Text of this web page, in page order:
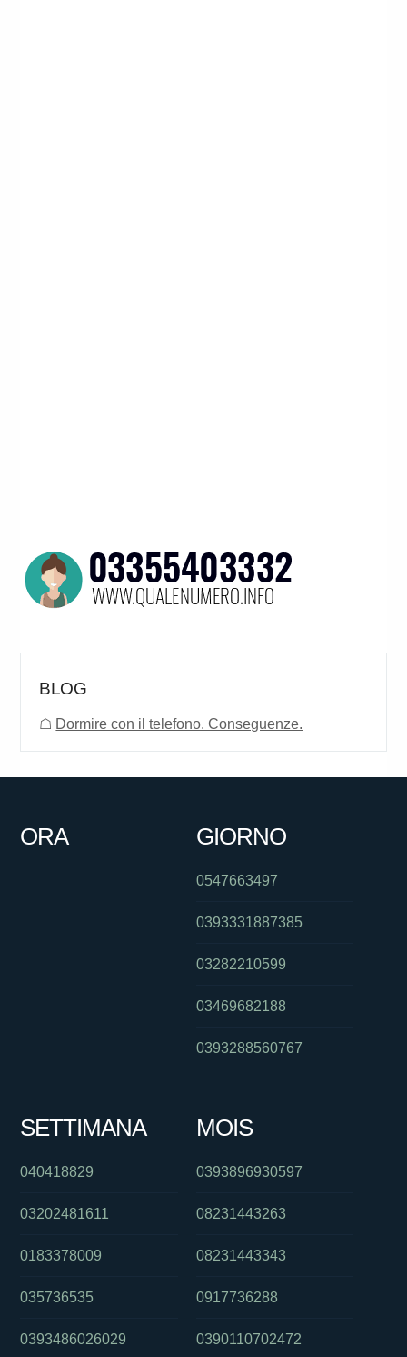
BLOG
☖ Dormire con il telefono. Conseguenze.
ORA GIORNO
0547663497
0393331887385
03282210599
03469682188
0393288560767
SETTIMANA
040418829
03202481611
0183378009
035736535
0393486026029
MOIS
0393896930597
08231443263
08231443343
0917736288
0390110702472